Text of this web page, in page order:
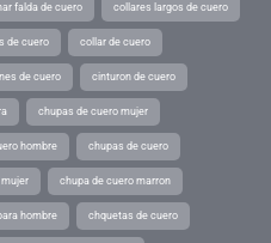
falda de cuero collares largos de cuero
de cuero collar de cuero
de cuero cinturon de cuero
chupas de cuero mujer
hombre chupas de cuero
chupa de cuero marron
hombre chquetas de cuero